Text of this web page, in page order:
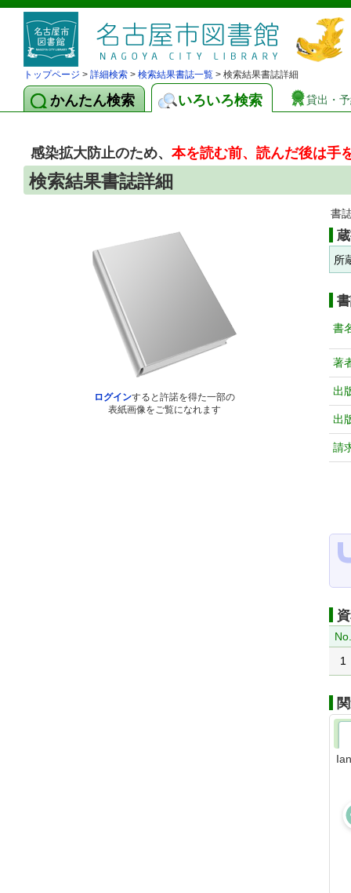
トップページ > 詳細検索 > 検索結果書誌一覧 > 検索結果書誌詳細
かんたん検索 いろいろ検索 貸出・
感染拡大防止のため、本を読む前、読んだ後は手
検索結果書誌詳細
ログインすると許諾を得た一部の
表紙画像をご覧になれます
書
所
書
著
出
出
請
No.
1